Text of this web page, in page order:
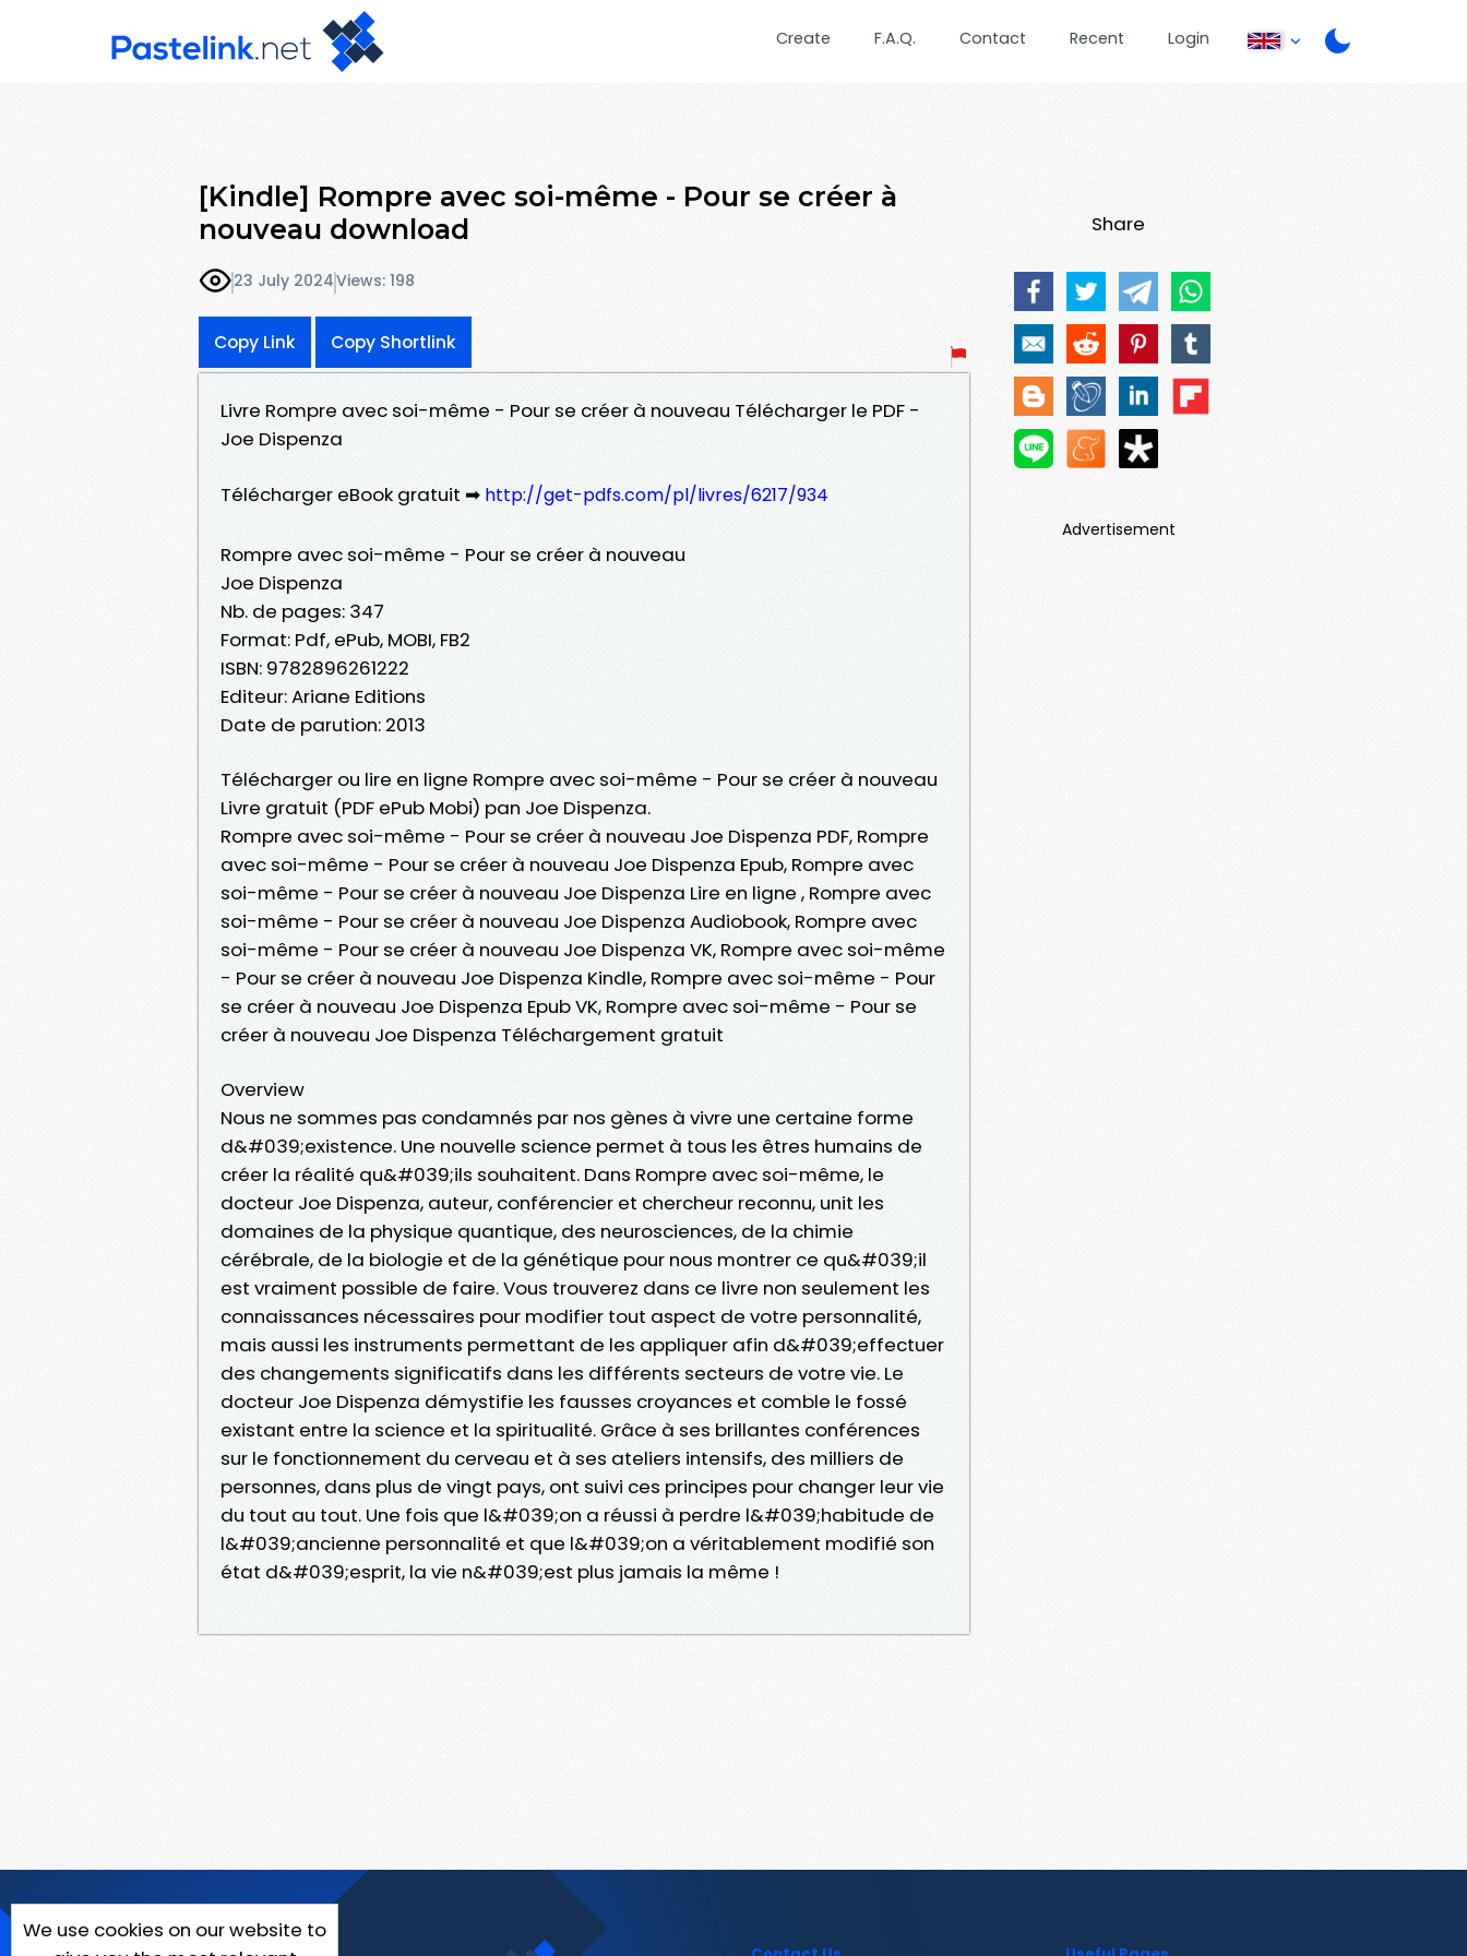
Create F.A.Q. Contact Recent Login
[Kindle] Rompre avec soi-même - Pour se créer à
nouveau download
23 July 2024Views: 198
Copy Link Copy Shortlink
Livre Rompre avec soi-même - Pour se créer à nouveau Télécharger le PDF -
Joe Dispenza
Télécharger eBook gratuit ➡ http://get-pdfs.com/pl/livres/6217/934
Rompre avec soi-même - Pour se créer à nouveau
Joe Dispenza
Nb. de pages: 347
Format: Pdf, ePub, MOBI, FB2
ISBN: 9782896261222
Editeur: Ariane Editions
Date de parution: 2013
Télécharger ou lire en ligne Rompre avec soi-même - Pour se créer à nouveau
Livre gratuit (PDF ePub Mobi) pan Joe Dispenza.
Rompre avec soi-même - Pour se créer à nouveau Joe Dispenza PDF, Rompre
avec soi-même - Pour se créer à nouveau Joe Dispenza Epub, Rompre avec
soi-même - Pour se créer à nouveau Joe Dispenza Lire en ligne , Rompre avec
soi-même - Pour se créer à nouveau Joe Dispenza Audiobook, Rompre avec
soi-même - Pour se créer à nouveau Joe Dispenza VK, Rompre avec soi-même
- Pour se créer à nouveau Joe Dispenza Kindle, Rompre avec soi-même - Pour
se créer à nouveau Joe Dispenza Epub VK, Rompre avec soi-même - Pour se
créer à nouveau Joe Dispenza Téléchargement gratuit
Overview
Nous ne sommes pas condamnés par nos gènes à vivre une certaine forme
d&#039;existence. Une nouvelle science permet à tous les êtres humains de
créer la réalité qu&#039;ils souhaitent. Dans Rompre avec soi-même, le
docteur Joe Dispenza, auteur, conférencier et chercheur reconnu, unit les
domaines de la physique quantique, des neurosciences, de la chimie
cérébrale, de la biologie et de la génétique pour nous montrer ce qu&#039;il
est vraiment possible de faire. Vous trouverez dans ce livre non seulement les
connaissances nécessaires pour modifier tout aspect de votre personnalité,
mais aussi les instruments permettant de les appliquer afin d&#039;effectuer
des changements significatifs dans les différents secteurs de votre vie. Le
docteur Joe Dispenza démystifie les fausses croyances et comble le fossé
existant entre la science et la spiritualité. Grâce à ses brillantes conférences
sur le fonctionnement du cerveau et à ses ateliers intensifs, des milliers de
personnes, dans plus de vingt pays, ont suivi ces principes pour changer leur vie
du tout au tout. Une fois que l&#039;on a réussi à perdre l&#039;habitude de
l&#039;ancienne personnalité et que l&#039;on a véritablement modifié son
état d&#039;esprit, la vie n&#039;est plus jamais la même !
Share
Advertisement
We use cookies on our website to